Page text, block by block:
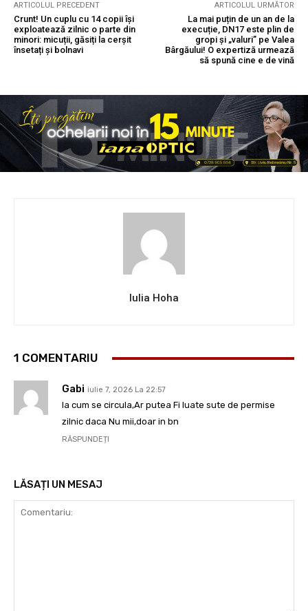
ARTICOLUL PRECEDENT
Crunt! Un cuplu cu 14 copii își
exploatează zilnic o parte din
minori: micuții, găsiți la cerșit
însetați și bolnavi
ARTICOLUL URMĂTOR
La mai puțin de un an de la
execuție, DN17 este plin de
gropi și „valuri” pe Valea
Bârgăului! O expertiză urmează
să spună cine e de vină
Iulia Hoha
1 COMENTARIU
Gabi iulie 7, 2026 La 22:57
la cum se circula,Ar putea Fi luate sute de permise
zilnic daca Nu mii,doar in bn
RĂSPUNDEȚI
LĂSAȚI UN MESAJ